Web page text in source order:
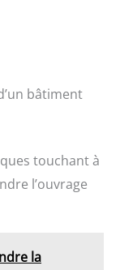
bâtiment
touchant à
l’ouvrage
la